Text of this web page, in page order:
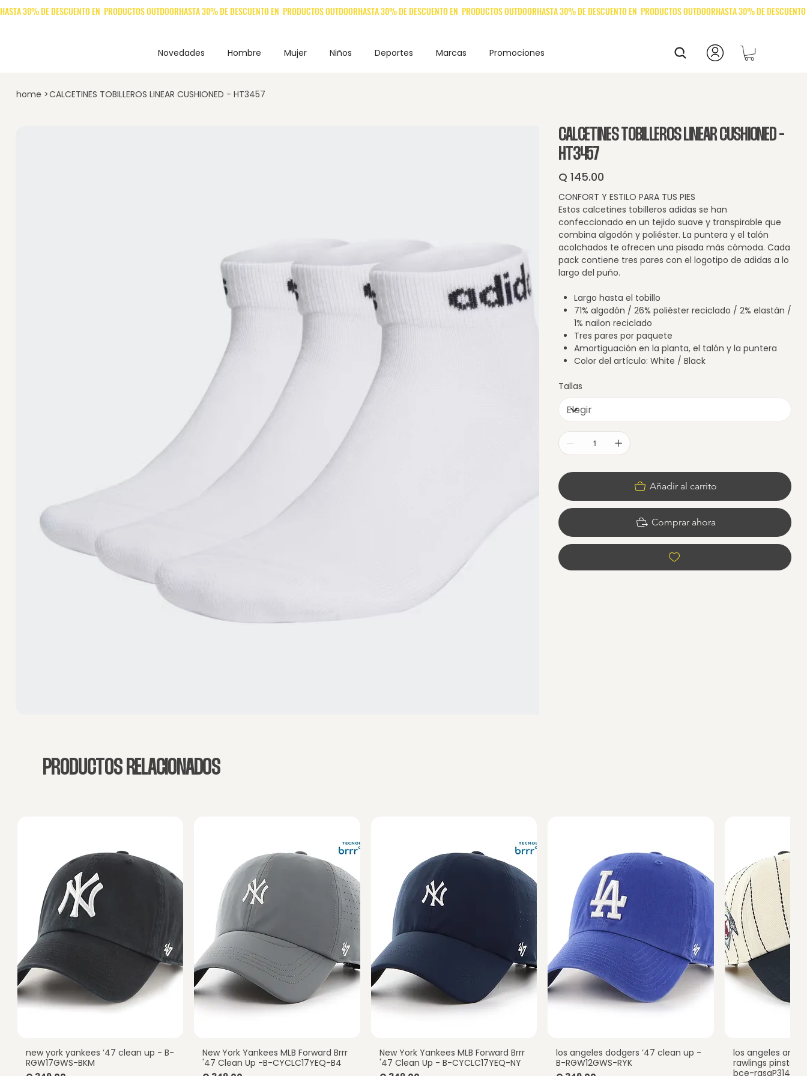
Novedades Hombre Mujer Niños Deportes Marcas Promociones
home >CALCETINES TOBILLEROS LINEAR CUSHIONED - HT3457
CALCETINES TOBILLEROS LINEAR CUSHIONED -
HT3457
Precio
Q 145.00
CONFORT Y ESTILO PARA TUS PIES
Estos calcetines tobilleros adidas se han
confeccionado en un tejido suave y transpirable que
combina algodón y poliéster. La puntera y el talón
acolchados te ofrecen una pisada más cómoda. Cada
pack contiene tres pares con el logotipo de adidas a lo
largo del puño.
Largo hasta el tobillo
71% algodón / 26% poliéster reciclado / 2% elastán /
1% nailon reciclado
Tres pares por paquete
Amortiguación en la planta, el talón y la puntera
Color del artículo: White / Black
Tallas
Añadir al carrito
Comprar ahora
PRODUCTOS RELACIONADOS
Vista rápida
new york yankees ’47 clean up - B-
RGW17GWS-BKM
Vista rápida
New York Yankees MLB Forward Brrr
'47 Clean Up -B-CYCLC17YEQ-B4
Vista rápida
New York Yankees MLB Forward Brrr
'47 Clean Up - B-CYCLC17YEQ-NY
Vista rápida
los angeles dodgers ’47 clean up -
B-RGW12GWS-RYK
Vista
los angeles
rawlings
bce-rasgP314hts